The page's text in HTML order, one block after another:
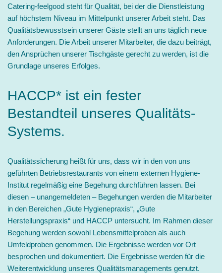
Catering-feelgood steht für Qualität, bei der die Dienstleistung
auf höchstem Niveau im Mittelpunkt unserer Arbeit steht. Das
Qualitätsbewusstsein unserer Gäste stellt an uns täglich neue
Anforderungen. Die Arbeit unserer Mitarbeiter, die dazu beiträgt,
den Ansprüchen unserer Tischgäste gerecht zu werden, ist die
Grundlage unseres Erfolges.
HACCP* ist ein fester
Bestandteil unseres Qualitäts-
Systems.
Qualitätssicherung heißt für uns, dass wir in den von uns
geführten Betriebsrestaurants von einem externen Hygiene-
Institut regelmäßig eine Begehung durchführen lassen. Bei
diesen – unangemeldeten – Begehungen werden die Mitarbeiter
in den Bereichen „Gute Hygienepraxis“, „Gute
Herstellungspraxis“ und HACCP untersucht. Im Rahmen dieser
Begehung werden sowohl Lebensmittelproben als auch
Umfeldproben genommen. Die Ergebnisse werden vor Ort
besprochen und dokumentiert. Die Ergebnisse werden für die
Weiterentwicklung unseres Qualitätsmanagements genutzt.